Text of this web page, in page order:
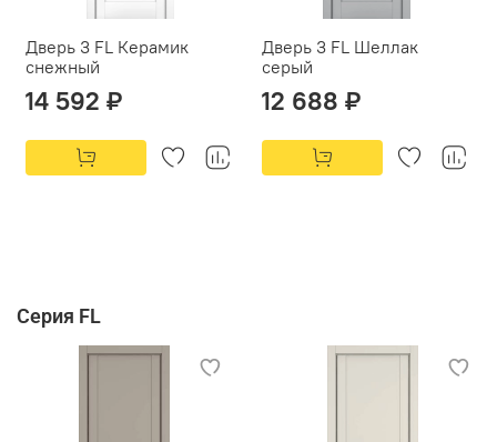
Дверь 3 FL Керамик
снежный
14 592 ₽
Дверь 3 FL Шеллак
серый
12 688 ₽
Серия FL